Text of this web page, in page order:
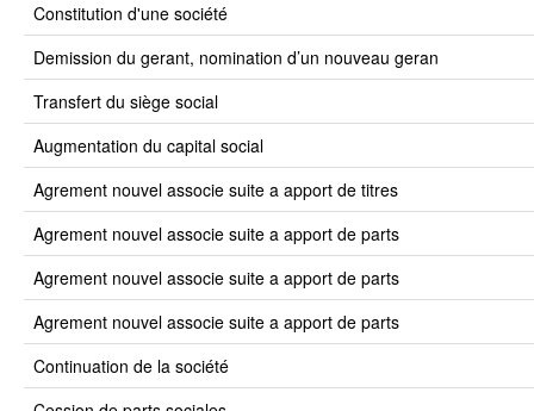
constitution d'une société
demission du gerant, nomination d’un nouveau geran
transfert du siège social
augmentation du capital social
agrement nouvel associe suite a apport de titres
agrement nouvel associe suite a apport de parts
agrement nouvel associe suite a apport de parts
agrement nouvel associe suite a apport de parts
continuation de la société